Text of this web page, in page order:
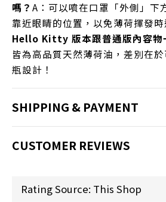
嗎？ A：可以噴在口罩「外側」下
靠近眼睛的位置，以免薄荷揮發時
Hello Kitty 版本跟普通版內容物
皆為高品質天然薄荷油，差別在
瓶設計！
SHIPPING & PAYMENT
CUSTOMER REVIEWS